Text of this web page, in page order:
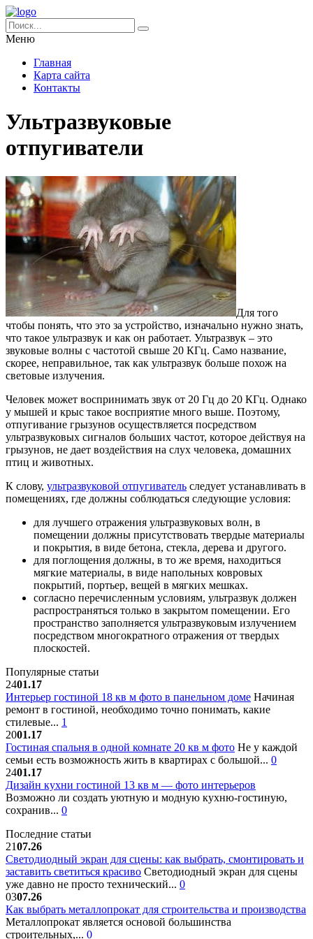
Меню
Главная
Карта сайта
Контакты
Ультразвуковые
отпугиватели
Для того
чтобы понять, что это за устройство, изначально нужно знать,
что такое ультразвук и как он работает. Ультразвук – это
звуковые волны с частотой свыше 20 КГц. Само название,
скорее, неправильное, так как ультразвук больше похож на
световые излучения.
Человек может воспринимать звук от 20 Гц до 20 КГц. Однако
у мышей и крыс такое восприятие много выше. Поэтому,
отпугивание грызунов осуществляется посредством
ультразвуковых сигналов больших частот, которое действуя на
грызунов, не дает воздействия на слух человека, домашних
птиц и животных.
К слову, ультразвуковой отпугиватель следует устанавливать в
помещениях, где должны соблюдаться следующие условия:
для лучшего отражения ультразвуковых волн, в
помещении должны присутствовать твердые материалы
и покрытия, в виде бетона, стекла, дерева и другого.
для поглощения должны, в то же время, находиться
мягкие материалы, в виде напольных ковровых
покрытий, портьер, вещей в мягких мешках.
согласно перечисленным условиям, ультразвук должен
распространяться только в закрытом помещении. Его
пространство заполняется ультразвуковым излучением
посредством многократного отражения от твердых
плоскостей.
Популярные статьи
2401.17
Интерьер гостиной 18 кв м фото в панельном доме Начиная
ремонт в гостиной, необходимо точно понимать, какие
стилевые... 1
2001.17
Гостиная спальня в одной комнате 20 кв м фото Не у каждой
семьи есть возможность жить в квартирах с большой... 0
2401.17
Дизайн кухни гостиной 13 кв м — фото интерьеров
Возможно ли создать уютную и модную кухню-гостиную,
сохранив... 0
Последние статьи
2107.26
Светодиодный экран для сцены: как выбрать, смонтировать и
заставить светиться красиво Светодиодный экран для сцены
уже давно не просто технический... 0
0307.26
Как выбрать металлопрокат для строительства и производства
Металлопрокат является основой большинства
строительных,... 0